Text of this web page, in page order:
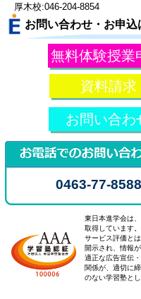
厚木校:046-204-8854
お問い合わせ・お申込
無料体験授業
資料請求
お問い合わ
0463-77-8588
東日本進学会は
取得しています。
サービス評価と
開示され、情報
適正な広告宣伝
関係が、適切に
のない学習塾とし